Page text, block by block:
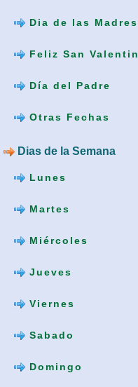
Dia de las Madres
Feliz San Valentin
Día del Padre
Otras Fechas
Dias de la Semana
Lunes
Martes
Miércoles
Jueves
Viernes
Sabado
Domingo